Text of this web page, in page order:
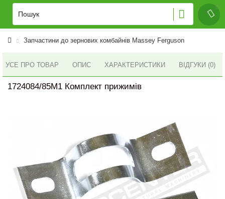
Запчастини до зернових комбайнів Massey Ferguson
УСЕ ПРО ТОВАР ОПИС ХАРАКТЕРИСТИКИ ВІДГУКИ (0)
1724084/85M1 Комплект прижимів